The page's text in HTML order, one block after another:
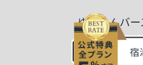
ゆふいんバ
〒879-5103
大分県由布宿